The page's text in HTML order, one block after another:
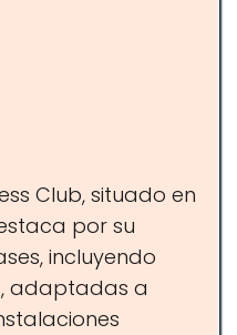
Club, situado en
por su
incluyendo
adaptadas a